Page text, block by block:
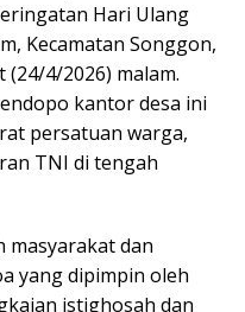
Hari Ulang
Kecamatan Songgon,
4/2026) malam.
kantor desa ini
persatuan warga,
TNI di tengah
masyarakat dan
yang dipimpin oleh
istighosah dan